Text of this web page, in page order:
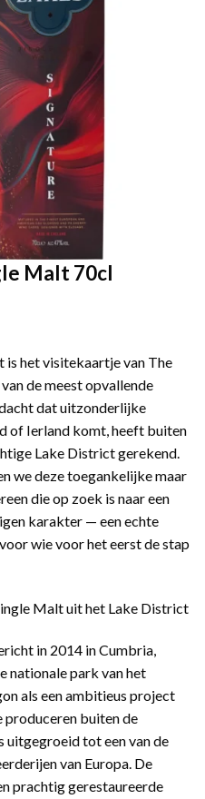
Malt 70cl
is het visitekaartje van The
de meest opvallende
dat uitzonderlijke
of Ierland komt, heeft buiten
Lake District gerekend.
we deze toegankelijke maar
die op zoek is naar een
karakter — een echte
wie voor het eerst de stap
Malt uit het Lake District
in 2014 in Cumbria,
nationale park van het
als een ambitieus project
produceren buiten de
uitgegroeid tot een van de
van Europa. De
prachtig gerestaureerde